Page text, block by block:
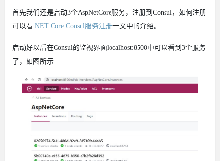
首先我们还是启动3个AspNetCore服务，注册到Consul，如何注册
可以看 .NET Core Consul服务注册一文中的介绍。
启动好以后在Consul的监视界面localhost:8500中可以看到3个服务
了，如图所示